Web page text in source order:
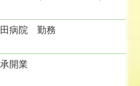
病院 勤務
開業